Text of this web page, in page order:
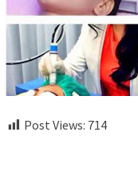
Post Views: 714